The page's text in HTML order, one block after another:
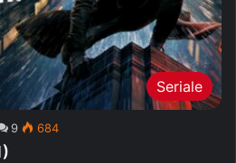
Seriale
9 684